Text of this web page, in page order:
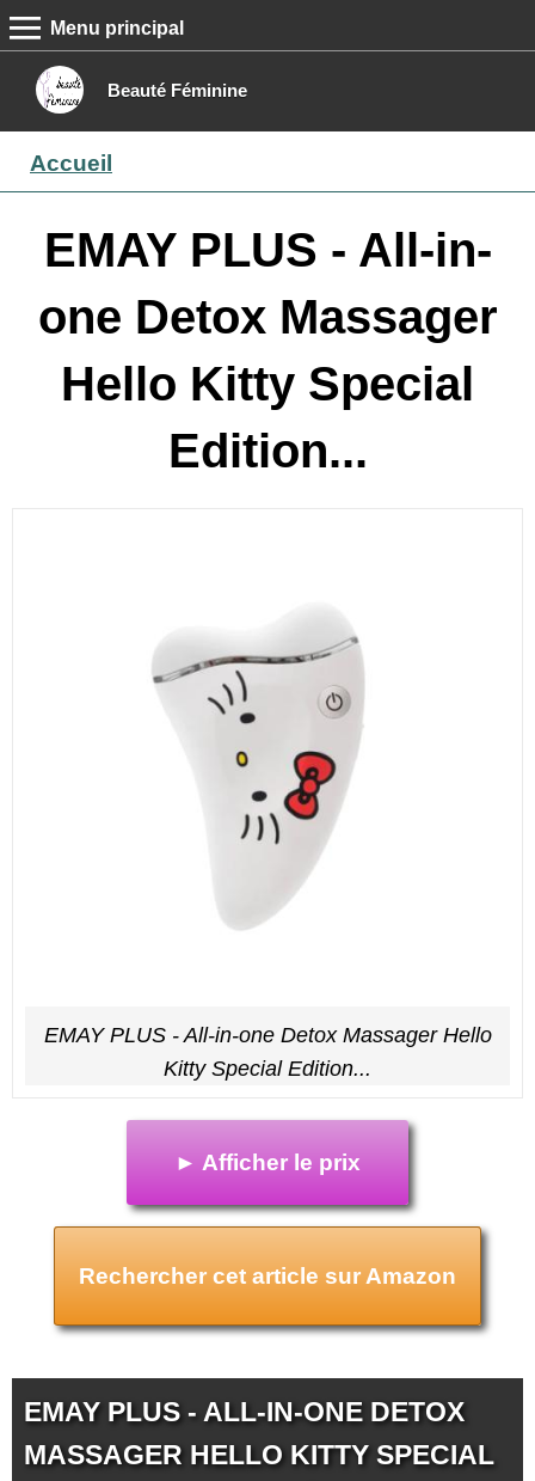
Beauté Féminine
MENU PRINCIPAL
Menu principal
Boutique
Contact
Accueil
EMAY PLUS - All-in-
one Detox Massager
Hello Kitty Special
Edition...
EMAY PLUS - All-in-one Detox Massager Hello
Kitty Special Edition...
► Afficher le prix
Rechercher cet article sur Amazon
EMAY PLUS - ALL-IN-ONE DETOX
MASSAGER HELLO KITTY SPECIAL